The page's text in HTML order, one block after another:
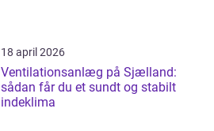
18 april 2026
Ventilationsanlæg på Sjælland:
sådan får du et sundt og stabilt
indeklima